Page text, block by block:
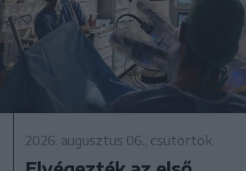
2026. augusztus 06., csütörtök